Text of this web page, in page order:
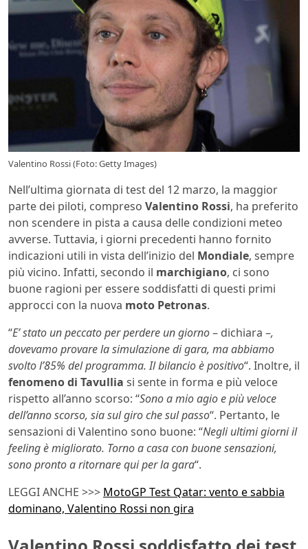
Valentino Rossi (Foto: Getty Images)
Nell’ultima giornata di test del 12 marzo, la maggior
parte dei piloti, compreso Valentino Rossi, ha preferito
non scendere in pista a causa delle condizioni meteo
avverse. Tuttavia, i giorni precedenti hanno fornito
indicazioni utili in vista dell’inizio del Mondiale, sempre
più vicino. Infatti, secondo il marchigiano, ci sono
buone ragioni per essere soddisfatti di questi primi
approcci con la nuova moto Petronas.
“E’ stato un peccato per perdere un giorno– dichiara –,
dovevamo provare la simulazione di gara, ma abbiamo
svolto l’85% del programma. Il bilancio è positivo“. Inoltre, il
fenomenodi Tavullia si sente in forma e più veloce
rispetto all’anno scorso: “Sono a mio agio e più veloce
dell’anno scorso, sia sul giro che sul passo“. Pertanto, le
sensazioni di Valentino sono buone: “Negli ultimi giorni il
feeling è migliorato. Torno a casa con buone sensazioni,
sono pronto a ritornare quiper la gara“.
LEGGI ANCHE >>> MotoGP Test Qatar: vento e sabbia
dominano, Valentino Rossi non gira